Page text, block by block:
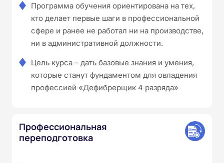
Программа обучения ориентирована на тех,
кто делает первые шаги в профессиональной
сфере и ранее не работал ни на производстве,
ни в административной должности.
Цель курса – дать базовые знания и умения,
которые станут фундаментом для овладения
профессией «Дефибрерщик 4 разряда»
Профессиональная
переподготовка